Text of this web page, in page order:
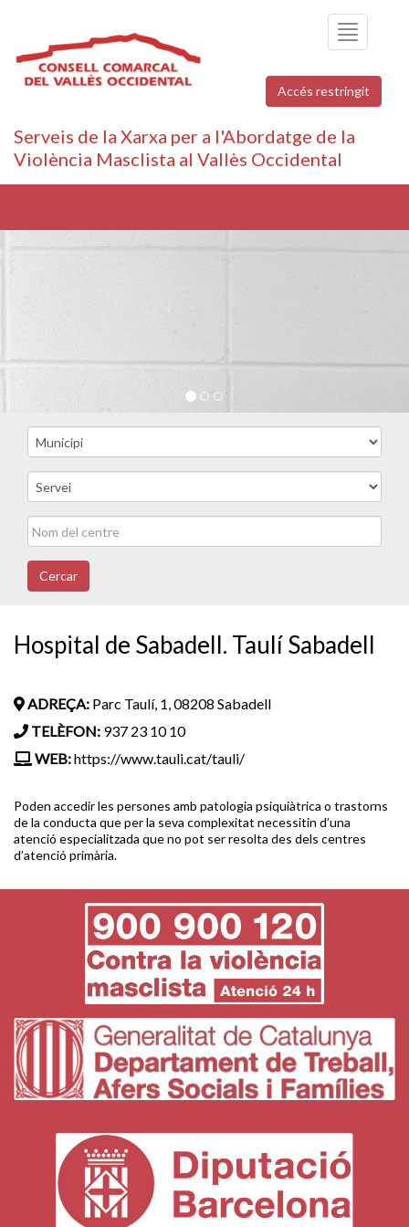
Toggle
navigation
Accés restringit
Serveis de la Xarxa per a l'Abordatge de la
Violència Masclista al Vallès Occidental
Cercar
Hospital de Sabadell. Taulí Sabadell
ADREÇA: Parc Taulí, 1, 08208 Sabadell
TELÈFON: 937 23 10 10
WEB:https://www.tauli.cat/tauli/
Poden accedir les persones amb patologia psiquiàtrica o trastorns
de la conducta que per la seva complexitat necessitin d’una
atenció especialitzada que no pot ser resolta des dels centres
d’atenció primària.